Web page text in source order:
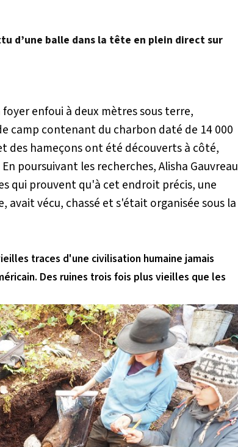
d’une balle dans la tête en plein direct sur
enfoui à deux mètres sous terre,
camp contenant du charbon daté de 14 000
des hameçons ont été découverts à côté,
poursuivant les recherches, Alisha Gauvreau
qui prouvent qu'à cet endroit précis, une
vécu, chassé et s'était organisée sous la
traces d'une civilisation humaine jamais
Des ruines trois fois plus vieilles que les